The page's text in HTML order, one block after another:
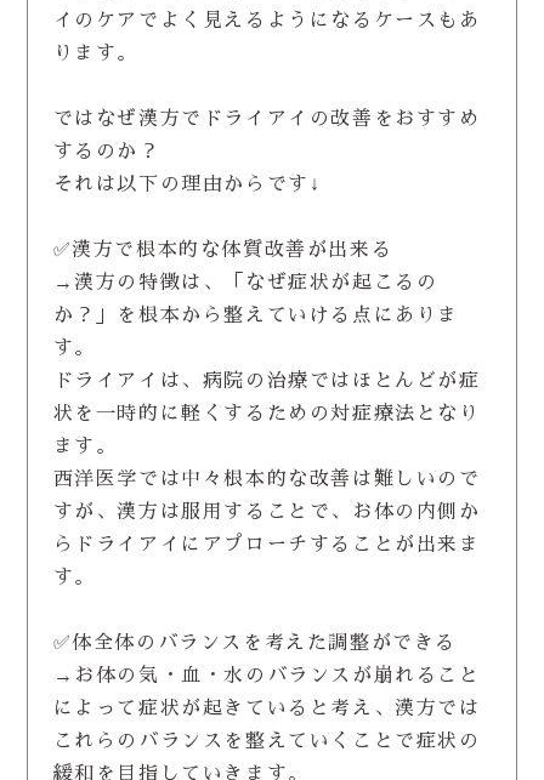
イのケアでよく見えるようになるケースもあ
ります。
ではなぜ漢方でドライアイの改善をおすすめ
するのか？
それは以下の理由からです↓
✅漢方で根本的な体質改善が出来る
→漢方の特徴は、「なぜ症状が起こるの
か？」を根本から整えていける点にありま
す。
ドライアイは、病院の治療ではほとんどが症
状を一時的に軽くするための対症療法となり
ます。
西洋医学では中々根本的な改善は難しいので
すが、漢方は服用することで、お体の内側か
らドライアイにアプローチすることが出来ま
す。
✅体全体のバランスを考えた調整ができる
→お体の気・血・水のバランスが崩れること
によって症状が起きていると考え、漢方では
これらのバランスを整えていくことで症状の
緩和を目指していきます。